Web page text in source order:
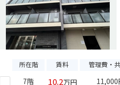
所在階 賃料 管理費・
7階 10.2万円 11,000